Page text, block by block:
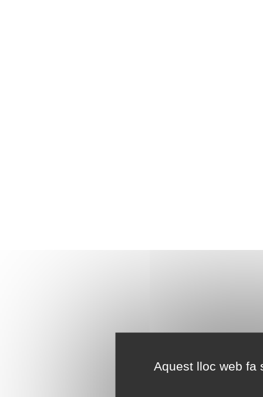
Aquest lloc web fa